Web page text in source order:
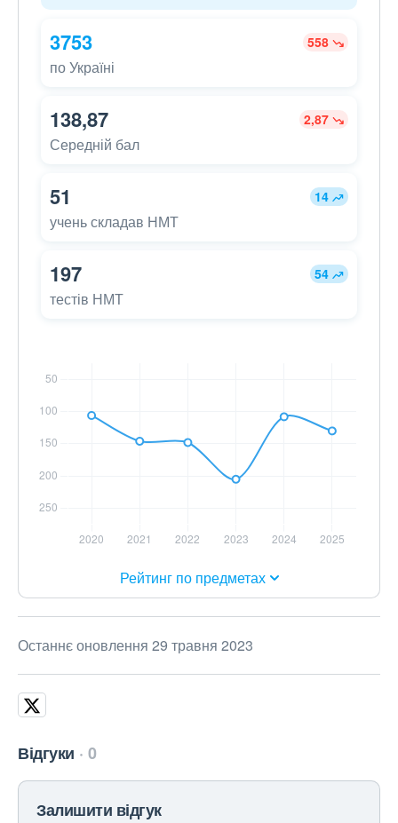
3753 558
по Україні
138,87 2,87
Середній бал
51 14
учень складав НМТ
197 54
тестів НМТ
Рейтинг по предметах
Останнє оновлення 29 травня 2023
Відгуки 0
Залишити відгук